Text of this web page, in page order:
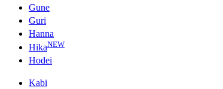
Gune
Guri
Hanna
HikaNEW
Hodei
Kabi